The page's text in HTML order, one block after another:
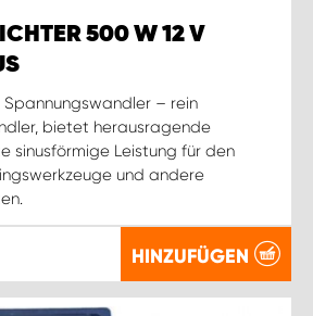
500 W 12 V
Spannungswandler – rein
bietet herausragende
sinusförmige Leistung für den
und andere
HINZUFÜGEN